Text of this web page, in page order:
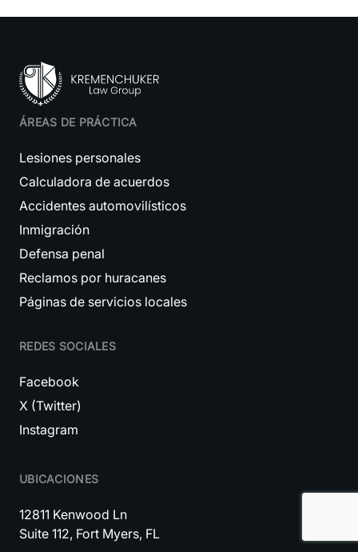
ÁREAS DE PRÁCTICA
Lesiones personales
Calculadora de acuerdos
Accidentes automovilísticos
Inmigración
Defensa penal
Reclamos por huracanes
Páginas de servicios locales
REDES SOCIALES
Facebook
X (Twitter)
Instagram
UBICACIONES
12811 Kenwood Ln
Suite 112, Fort Myers, FL